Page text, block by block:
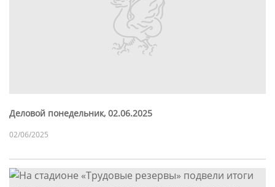
Деловой понедельник, 02.06.2025
02/06/2025